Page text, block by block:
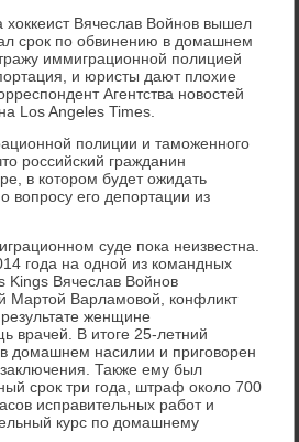
Вячеслав Войнов вышел
срок по обвинению в домашнем
иммиграционной полицией
и юристы дают плохие
Агентства новостей
Los Angeles Times.
полиции и таможенного
российский гражданин
в котором будет ожидать
вопросу его депортации из
суде пока неизвестна.
года на одной из командных
Kings Вячеслав Войнов
Мартой Варламовой, конфликт
женщине
врачей. В итоге 25-летний
домашнем насилии и приговорен
Также ему был
срок три года, штраф около 700
исправительных работ и
курс по домашнему